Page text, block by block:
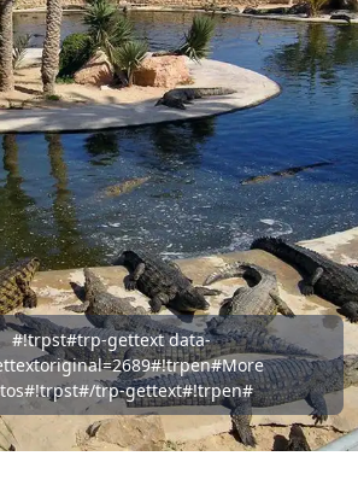
#!trpst#trp-gettext data-
trp-gettext#!trpen#